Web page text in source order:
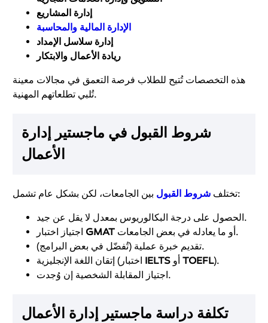
إدارة المشاريع
الإدارة المالية والمحاسبة
إدارة سلاسل الإمداد
ريادة الأعمال والابتكار
هذه التخصصات تُتيح للطلاب فرصة التعمق في مجالات معينة
تُلبي تطلعاتهم المهنية.
شروط القبول في ماجستير إدارة
الأعمال
تختلف شروط القبول بين الجامعات، لكن بشكل عام تشمل:
الحصول على درجة البكالوريوس بمعدل لا يقل عن جيد.
GMAT
أو ما يعادله في بعض الجامعات.
تقديم خبرة عملية (تُفضّل في بعض البرامج).
IELTS TOEFL).
اجتياز المقابلة الشخصية إن وُجدت.
تكلفة دراسة ماجستير إدارة الأعمال